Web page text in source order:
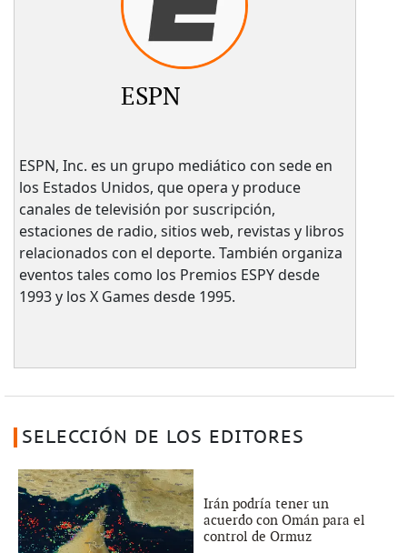
ESPN
ESPN, Inc. es un grupo mediático con sede en
los Estados Unidos, que opera y produce
canales de televisión por suscripción,
estaciones de radio, sitios web, revistas y libros
relacionados con el deporte. También organiza
eventos tales como los Premios ESPY desde
1993 y los X Games desde 1995.
SELECCIÓN DE LOS EDITORES
Irán podría tener un
acuerdo con Omán para el
control de Ormuz